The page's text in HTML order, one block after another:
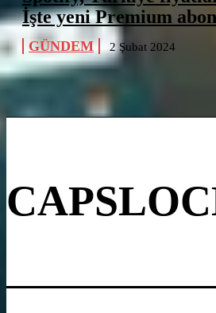
İşte yeni Premium
GÜNDEM 2 Şubat 2024